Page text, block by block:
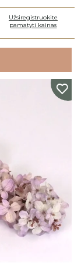
Užsiregistruokite
pamatyti kainas